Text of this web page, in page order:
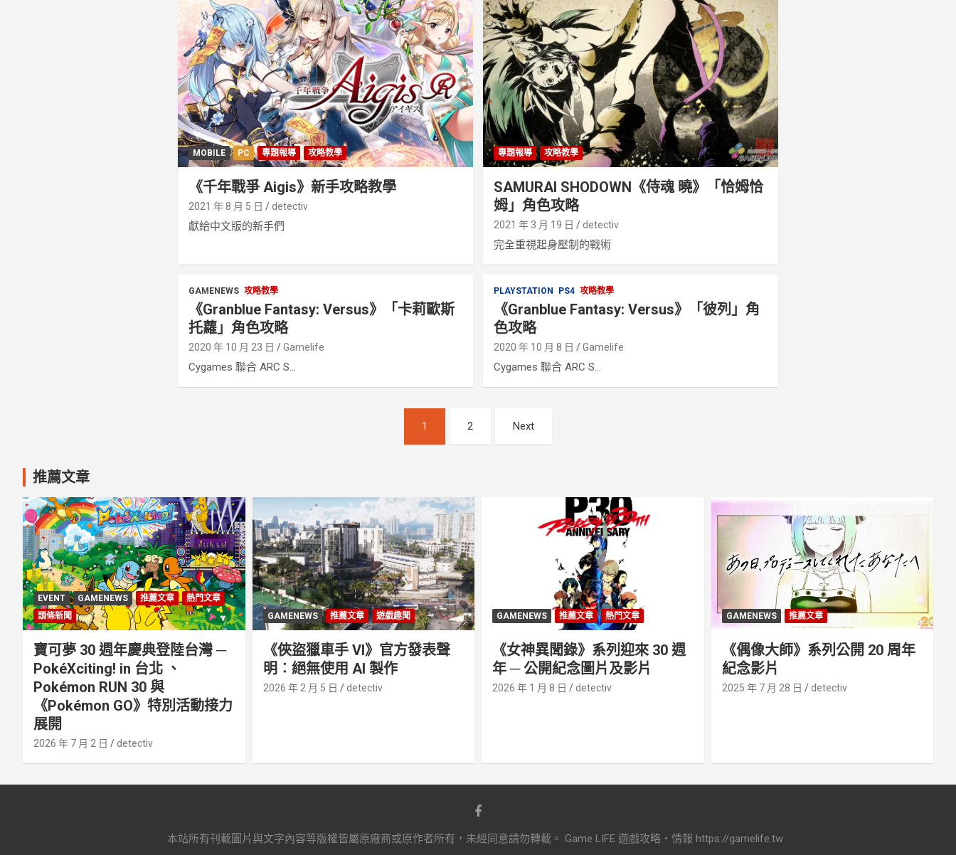
MOBILE PC 專題報導 攻略教學
《千年戰爭 Aigis》新手攻略教學
2021 年 8 月 5 日 detectiv
獻給中文版的新手們
專題報導 攻略教學
SAMURAI SHODOWN《侍魂 曉》「恰姆恰
姆」角色攻略
2021 年 3 月 19 日 detectiv
完全重視起身壓制的戰術
GAMENEWS 攻略教學
《Granblue Fantasy: Versus》「卡莉歐斯
托蘿」角色攻略
2020 年 10 月 23 日 Gamelife
Cygames 聯合 ARC S...
PLAYSTATION PS4 攻略教學
《Granblue Fantasy: Versus》「彼列」角
色攻略
2020 年 10 月 8 日 Gamelife
Cygames 聯合 ARC S...
頁
1 2 Next
推薦文章
EVENT GAMENEWS 推薦文章
熱門文章
頭條新聞
寶可夢 30 週年慶典登陸台灣 ─
PokéXciting! in 台北 、
Pokémon RUN 30 與
《Pokémon GO》特別活動接⼒
展開
2026 年 7 月 2 日 detectiv
GAMENEWS 推薦文章 遊戲趣聞
《俠盜獵車手 VI》官方發表聲
明︰絕無使用 AI 製作
2026 年 2 月 5 日 detectiv
GAMENEWS 推薦文章 熱門文章
《女神異聞錄》系列迎來 30 週
年 ─ 公開紀念圖片及影片
2026 年 1 月 8 日 detectiv
GAMENEWS 推薦文章
《偶像大師》系列公開 20 周年
紀念影片
2025 年 7 月 28 日 detectiv
本站所有刊載圖片與文字內容等版權皆屬原廠商或原作者所有，未經同意請勿轉載。 Game LIFE 遊戲攻略‧情報 https://gamelife.tw